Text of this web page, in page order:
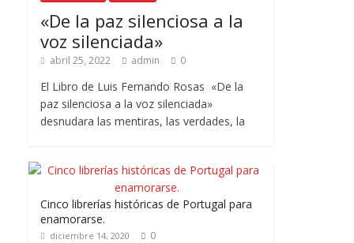
«De la paz silenciosa a la
voz silenciada»
abril 25, 2022 admin 0
El Libro de Luis Fernando Rosas «De la
paz silenciosa a la voz silenciada»
desnudara las mentiras, las verdades, la
Cinco librerías históricas de Portugal para
enamorarse.
diciembre 14, 2020 0